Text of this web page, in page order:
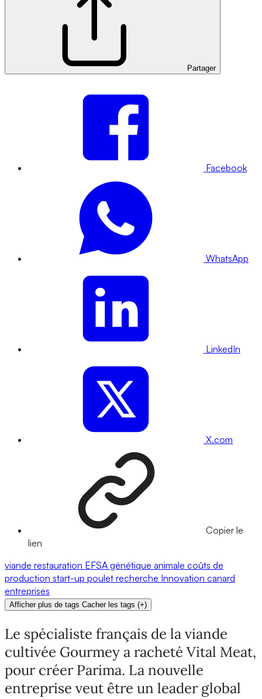
Partager
Facebook
WhatsApp
LinkedIn
X.com
Copier le
lien
viande restauration EFSA génétique animale coûts de
production start-up poulet recherche Innovation canard
entreprises
Afficher plus de tags Cacher les tags (+)
Le spécialiste français de la viande
cultivée Gourmey a racheté Vital Meat,
pour créer Parima. La nouvelle
entreprise veut être un leader global